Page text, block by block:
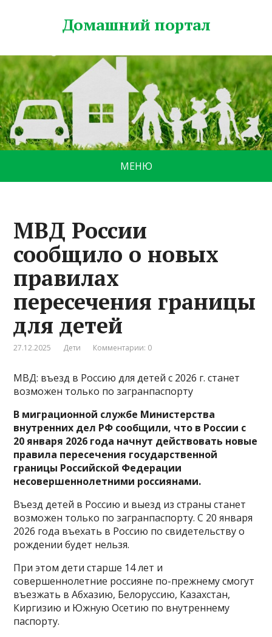
Домашний портал
МЕНЮ
МВД России
сообщило о новых
правилах
пересечения границы
для детей
27.12.2025 Дети Комментарии: 0
МВД: въезд в Россию для детей с 2026 г. станет
возможен только по загранпаспорту
В миграционной службе Министерства
внутренних дел РФ сообщили, что в России с
20 января 2026 года начнут действовать новые
правила пересечения государственной
границы Российской Федерации
несовершеннолетними россиянами.
Въезд детей в Россию и выезд из страны станет
возможен только по загранпаспорту. С 20 января
2026 года въехать в Россию по свидетельству о
рождении будет нельзя.
При этом дети старше 14 лет и
совершеннолетние россияне по-прежнему смогут
въезжать в Абхазию, Белоруссию, Казахстан,
Киргизию и Южную Осетию по внутреннему
паспорту.